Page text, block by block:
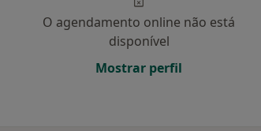
O agendamento online não está
disponível
Mostrar perfil